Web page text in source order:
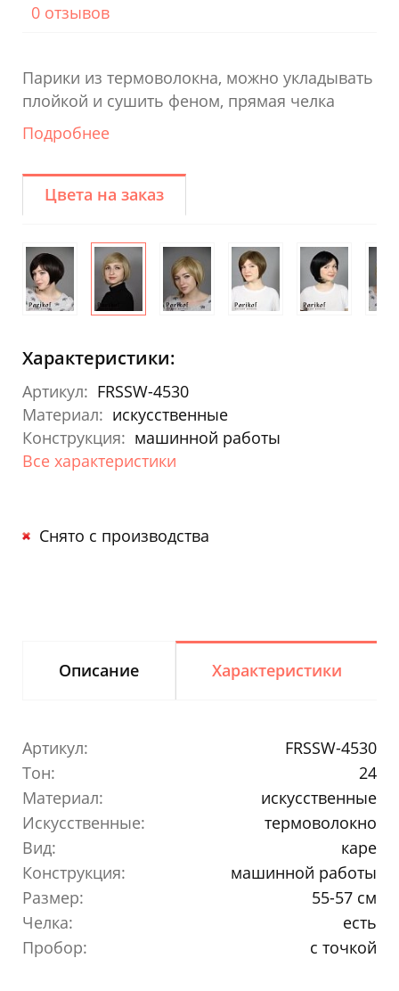
0 отзывов
Парики из термоволокна, можно укладывать
плойкой и сушить феном, прямая челка
Подробнее
Цвета на заказ
Характеристики:
Артикул: FRSSW-4530
Материал: искусственные
Конструкция: машинной работы
Все характеристики
Снято с производства
Описание Характеристики
Артикул:
FRSSW-4530
Тон:
24
Материал:
искусственные
Искусственные:
термоволокно
Вид:
каре
Конструкция:
машинной работы
Размер:
55-57 см
Челка:
есть
Пробор:
с точкой